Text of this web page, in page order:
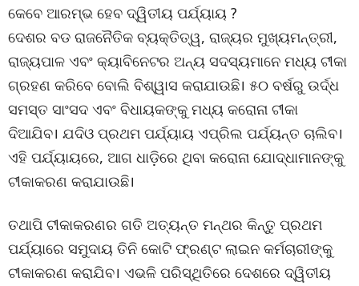
କେବେ ଆରମ୍ଭ ହେବ ଦ୍ୱିତୀୟ ପର୍ଯ୍ୟାୟ ?
ଦେଶର ବଡ ରାଜନୈତିକ ବ୍ୟକ୍ତିତ୍ୱ, ରାଜ୍ୟର ମୁଖ୍ୟମନ୍ତ୍ରୀ,
ରାଜ୍ୟପାଳ ଏବଂ କ୍ୟାବିନେଟର ଅନ୍ୟ ସଦସ୍ୟମାନେ ମଧ୍ୟ ଟୀକା
ଗ୍ରହଣ କରିବେ ବୋଲି ବିଶ୍ୱାସ କରାଯାଉଛି। ୫୦ ବର୍ଷରୁ ଉର୍ଦ୍ଧ
ସମସ୍ତ ସାଂସଦ ଏବଂ ବିଧାୟକଙ୍କୁ ମଧ୍ୟ କରୋନା ଟୀକା
ଦିଆଯିବ। ଯଦିଓ ପ୍ରଥମ ପର୍ଯ୍ୟାୟ ଏପ୍ରିଲ ପର୍ଯ୍ୟନ୍ତ ଚାଲିବ।
ଏହି ପର୍ଯ୍ୟାୟରେ, ଆଗ ଧାଡ଼ିରେ ଥିବା କରୋନା ଯୋଦ୍ଧାମାନଙ୍କୁ
ଟୀକାକରଣ କରାଯାଉଛି।
ତଥାପି ଟୀକାକରଣର ଗତି ଅତ୍ୟନ୍ତ ମନ୍ଥର କିନ୍ତୁ ପ୍ରଥମ
ପର୍ଯ୍ୟାରେ ସମୁଦାୟ ତିନି କୋଟି ଫ୍ରଣ୍ଟ ଲାଇନ କର୍ମଚାରୀଙ୍କୁ
ଟୀକାକରଣ କରାଯିବ। ଏଭଳି ପରିସ୍ଥିତିରେ ଦେଶରେ ଦ୍ୱିତୀୟ